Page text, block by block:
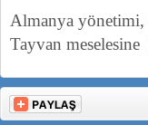
Almanya yönetimi,
Tayvan